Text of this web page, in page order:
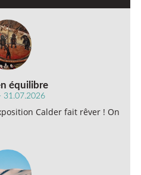
équilibre
31.07.2026
Calder fait rêver ! On